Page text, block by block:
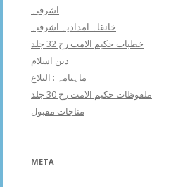
اشرفبہ
خانقاہ امدادیہ اشرفیہ
خطبات حکیم الامت رح 32 جلد
دین اسلام
ماہنامہ : البلاغ
ملفوظات حکیم الامت رح 30 جلد
مناجات مقبول
META